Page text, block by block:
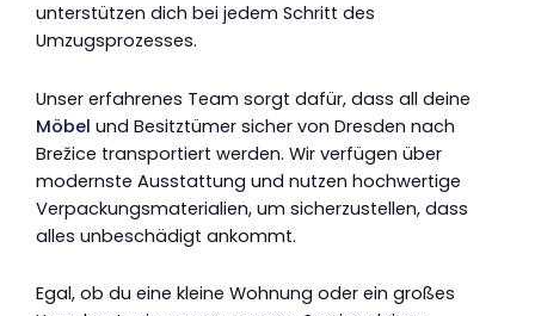
unterstützen dich bei jedem Schritt des
Umzugsprozesses.
Unser erfahrenes Team sorgt dafür, dass all deine
Möbel und Besitztümer sicher von Dresden nach
Brežice transportiert werden. Wir verfügen über
modernste Ausstattung und nutzen hochwertige
Verpackungsmaterialien, um sicherzustellen, dass
alles unbeschädigt ankommt.
Egal, ob du eine kleine Wohnung oder ein großes